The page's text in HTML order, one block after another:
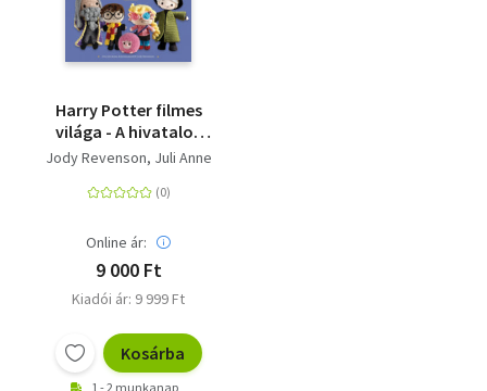
Harry Potter filmes
világa - A hivatalos
amigurumi
Jody Revenson Juli Anne
Online ár:
9 000 Ft
Kiadói ár: 9 999 Ft
Kosárba
1 - 2 munkanap